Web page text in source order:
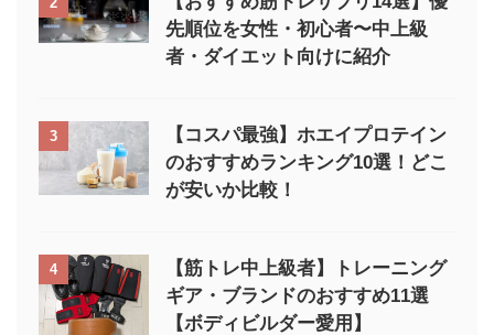
先順位を女性・初心者〜中上級
者・ダイエット向けに紹介
3
【コスパ最強】ホエイプロテイン
のおすすめランキング10選！どこ
が安いか比較！
4
【筋トレ中上級者】トレーニング
ギア・ブランドのおすすめ11選
【ボディビルダー愛用】